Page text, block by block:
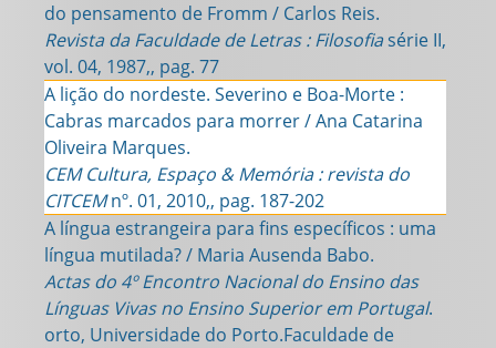
do pensamento de Fromm / Carlos Reis.
Revista da Faculdade de Letras : Filosofiasérie II,
vol. 04, 1987,, pag. 77
A lição do nordeste. Severino e Boa-Morte :
Cabras marcados para morrer / Ana Catarina
Oliveira Marques.
CEM Cultura, Espaço & Memória : revista do
CITCEMnº. 01, 2010,, pag. 187-202
A língua estrangeira para fins específicos : uma
língua mutilada? / Maria Ausenda Babo.
Actas do 4º Encontro Nacional do Ensino das
Línguas Vivas no Ensino Superior em Portugal.
orto, Universidade do Porto.Faculdade de